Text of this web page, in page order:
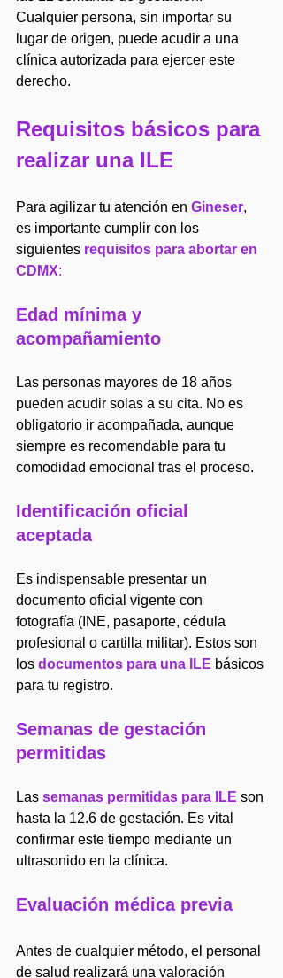
Cualquier persona, sin importar su
lugar de origen, puede acudir a una
clínica autorizada para ejercer este
derecho.
Requisitos básicos para
realizar una ILE
Para agilizar tu atención en Gineser,
es importante cumplir con los
siguientes requisitos para abortar en
CDMX:
Edad mínima y
acompañamiento
Las personas mayores de 18 años
pueden acudir solas a su cita. No es
obligatorio ir acompañada, aunque
siempre es recomendable para tu
comodidad emocional tras el proceso.
Identificación oficial
aceptada
Es indispensable presentar un
documento oficial vigente con
fotografía (INE, pasaporte, cédula
profesional o cartilla militar). Estos son
los documentos para una ILE básicos
para tu registro.
Semanas de gestación
permitidas
Las semanas permitidas para ILE son
hasta la 12.6 de gestación. Es vital
confirmar este tiempo mediante un
ultrasonido en la clínica.
Evaluación médica previa
Antes de cualquier método, el personal
de salud realizará una valoración